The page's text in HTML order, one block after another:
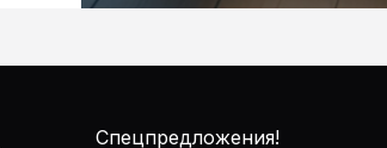
Спецпредложения!